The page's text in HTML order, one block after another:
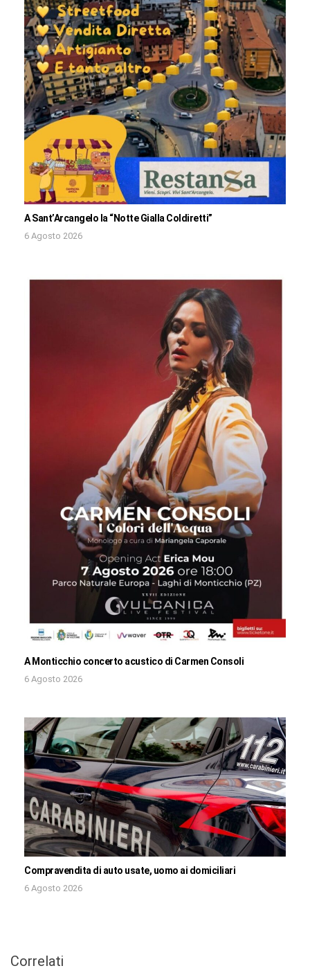
A Sant’Arcangelo la “Notte Gialla Coldiretti”
6 Agosto 2026
A Monticchio concerto acustico di Carmen Consoli
6 Agosto 2026
Compravendita di auto usate, uomo ai domiciliari
6 Agosto 2026
Correlati